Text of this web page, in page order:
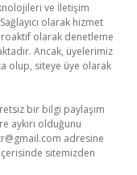
ve İletişim
olarak hizmet
olarak denetleme
Ancak, üyelerimiz
olup, siteye üye olarak
bir bilgi paylaşım
aykırı olduğunu
adresine
sitemizden